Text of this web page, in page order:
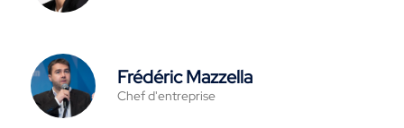
Frédéric Mazzella
Chef d'entreprise